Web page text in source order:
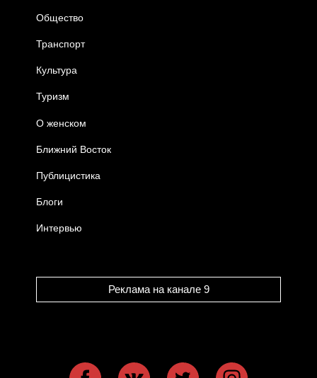
Общество
Транспорт
Культура
Туризм
О женском
Ближний Восток
Публицистика
Блоги
Интервью
Реклама на канале 9